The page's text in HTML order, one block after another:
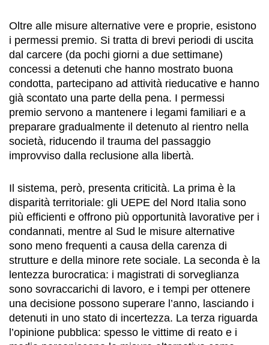
Oltre alle misure alternative vere e proprie, esistono
i permessi premio. Si tratta di brevi periodi di uscita
dal carcere (da pochi giorni a due settimane)
concessi a detenuti che hanno mostrato buona
condotta, partecipano ad attività rieducative e hanno
già scontato una parte della pena. I permessi
premio servono a mantenere i legami familiari e a
preparare gradualmente il detenuto al rientro nella
società, riducendo il trauma del passaggio
improvviso dalla reclusione alla libertà.
Il sistema, però, presenta criticità. La prima è la
disparità territoriale: gli UEPE del Nord Italia sono
più efficienti e offrono più opportunità lavorative per i
condannati, mentre al Sud le misure alternative
sono meno frequenti a causa della carenza di
strutture e della minore rete sociale. La seconda è la
lentezza burocratica: i magistrati di sorveglianza
sono sovraccarichi di lavoro, e i tempi per ottenere
una decisione possono superare l’anno, lasciando i
detenuti in uno stato di incertezza. La terza riguarda
l’opinione pubblica: spesso le vittime di reato e i